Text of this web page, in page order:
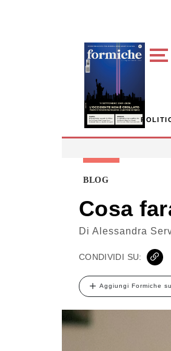
BLOG
Cosa
Di Alessandra
CONDIVIDI SU:
Aggiungi Formiche